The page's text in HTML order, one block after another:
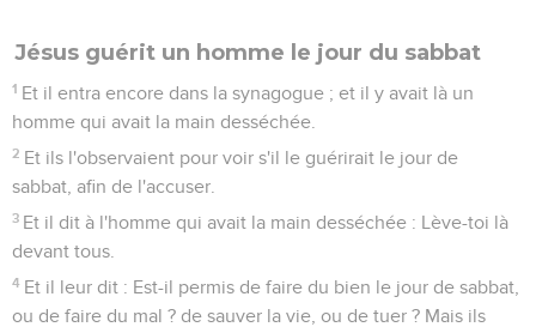
Jésus guérit un homme le jour du sabbat
1 Et il entra encore dans la synagogue ; et il y avait là un
homme qui avait la main desséchée.
2 Et ils l'observaient pour voir s'il le guérirait le jour de
sabbat, afin de l'accuser.
3 Et il dit à l'homme qui avait la main desséchée : Lève-toi là
devant tous.
4 Et il leur dit : Est-il permis de faire du bien le jour de sabbat,
ou de faire du mal ? de sauver la vie, ou de tuer ? Mais ils